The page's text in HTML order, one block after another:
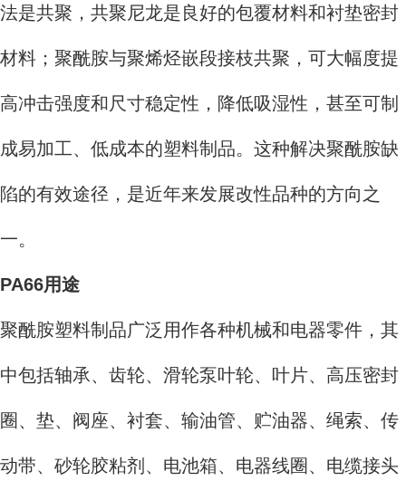
法是共聚，共聚尼龙是良好的包覆材料和衬垫密封
材料；聚酰胺与聚烯烃嵌段接枝共聚，可大幅度提
高冲击强度和尺寸稳定性，降低吸湿性，甚至可制
成易加工、低成本的塑料制品。这种解决聚酰胺缺
陷的有效途径，是近年来发展改性品种的方向之
一。
PA66用途
聚酰胺塑料制品广泛用作各种机械和电器零件，其
中包括轴承、齿轮、滑轮泵叶轮、叶片、高压密封
圈、垫、阀座、衬套、输油管、贮油器、绳索、传
动带、砂轮胶粘剂、电池箱、电器线圈、电缆接头